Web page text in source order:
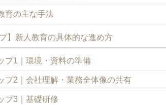
育の主な手法
】新人教育の具体的な進め方
プ1｜環境・資料の準備
プ2｜会社理解・業務全体像の共有
プ3｜基礎研修